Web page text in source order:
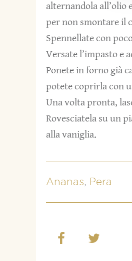
alternandola all’olio
per non smontare il
Spennellate con
Versate l’impasto e
Ponete in forno già
potete coprirla con
Una volta pronta,
Rovesciatela su un
alla vaniglia.
Ananas, Pera